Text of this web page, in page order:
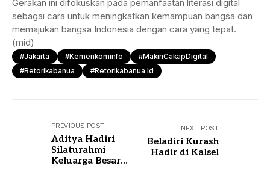
Gerakan ini difokuskan pada pemanfaatan literasi digital
sebagai cara untuk meningkatkan kemampuan bangsa dan
memajukan bangsa Indonesia dengan cara yang tepat.
(mid)
#Jakarta #Kemenkominfo
#MakinCakapDigital
#retorikabanua
#retorikabanua.id
PREVIOUS POST
Aditya Hadiri
Silaturahmi
Keluarga Besar
NEXT POST
Beladiri Kurash
Hadir di Kalsel